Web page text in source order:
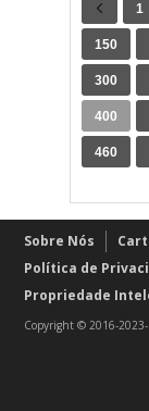
1
150
300
400
460
Sobre Nós
Política de
Propriedade
Copyright © 2016-2023-